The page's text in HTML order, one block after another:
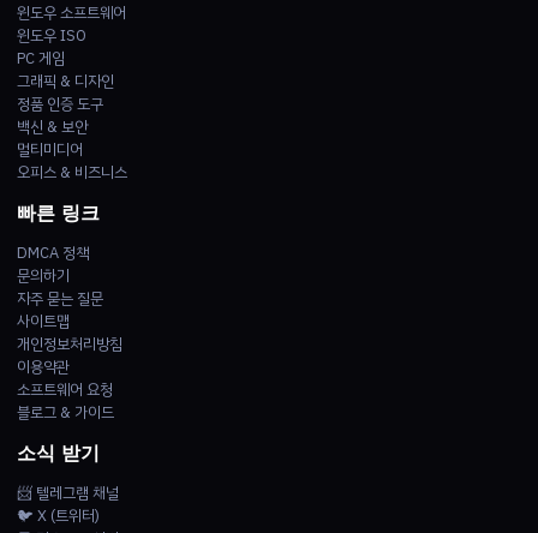
윈도우 소프트웨어
윈도우 ISO
PC 게임
그래픽 & 디자인
정품 인증 도구
백신 & 보안
멀티미디어
오피스 & 비즈니스
빠른 링크
DMCA 정책
문의하기
자주 묻는 질문
사이트맵
개인정보처리방침
이용약관
소프트웨어 요청
블로그 & 가이드
소식 받기
📨 텔레그램 채널
🐦 X (트위터)